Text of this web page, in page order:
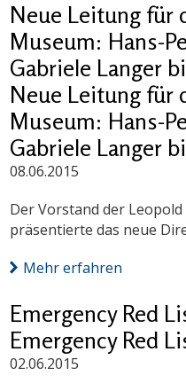
Neue Leitung für
Museum: Hans-
Gabriele Langer
Neue Leitung für
Museum: Hans-
Gabriele Langer
08.06.2015
Der Vorstand der
präsentierte das neue
Mehr erfahren
Emergency Red
Emergency Red
02.06.2015